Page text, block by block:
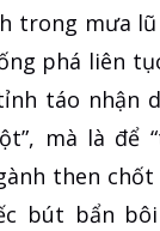
trong mưa
phá liên
táo nhận
mà là để
then chốt
bút bẩn